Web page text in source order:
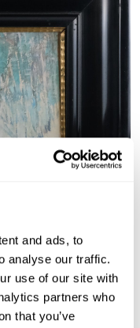
and ads, to
analyse our traffic.
use of our site with
partners who
that you’ve
vpravo dole